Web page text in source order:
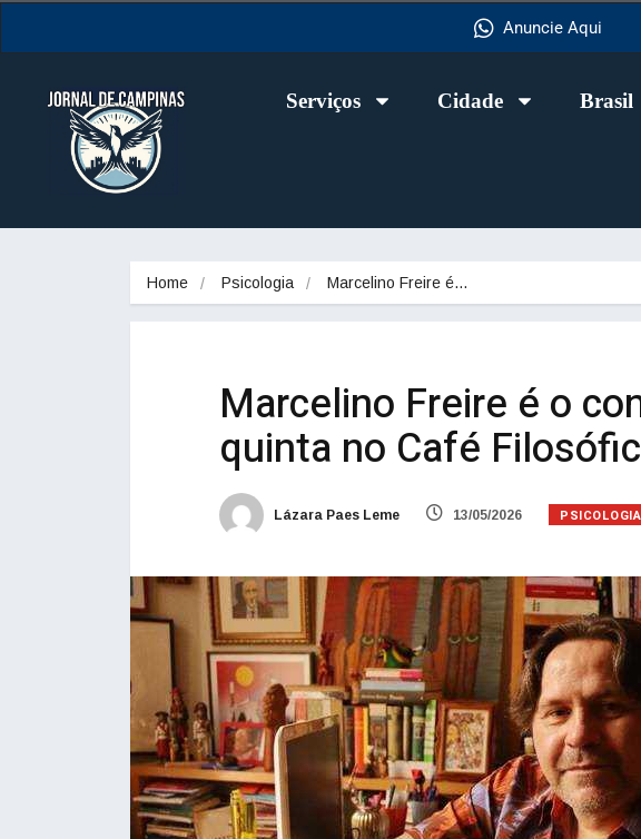
Anuncie Aqui
Serviços Cidade Brasil
Home Psicologia Marcelino Freire é…
Marcelino Freire é o
quinta no Café
Lázara Paes Leme 13/05/2026 PSICOLOGIA